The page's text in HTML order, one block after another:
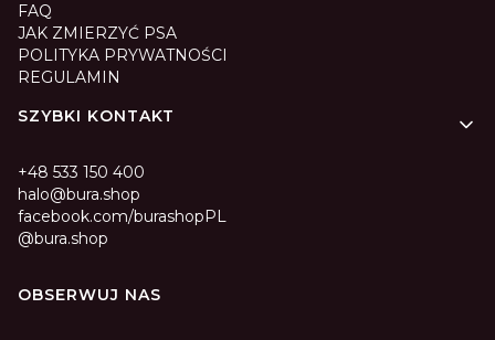
FAQ
JAK ZMIERZYĆ PSA
POLITYKA PRYWATNOŚCI
REGULAMIN
SZYBKI KONTAKT
+48 533 150 400
halo@bura.shop
facebook.com/burashopPL
@bura.shop
OBSERWUJ NAS